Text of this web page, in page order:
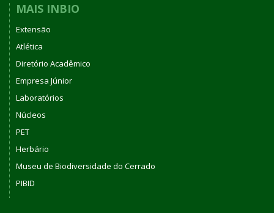
MAIS INBIO
Extensão
Atlética
Diretório Acadêmico
Empresa Júnior
Laboratórios
Núcleos
PET
Herbário
Museu de Biodiversidade do Cerrado
PIBID